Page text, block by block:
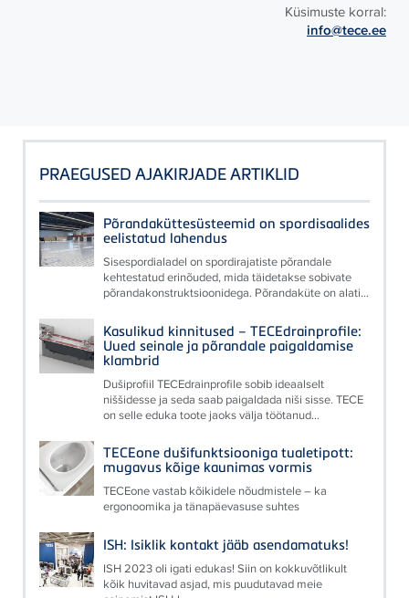
Küsimuste korral:
info@tece.ee
PRAEGUSED AJAKIRJADE ARTIKLID
Põrandaküttesüsteemid on spordisaalides
eelistatud lahendus
Sisespordialadel on spordirajatiste põrandale
kehtestatud erinõuded, mida täidetakse sobivate
põrandakonstruktsioonidega. Põrandaküte on alati...
Kasulikud kinnitused – TECEdrainprofile:
Uued seinale ja põrandale paigaldamise
klambrid
Dušiprofiil TECEdrainprofile sobib ideaalselt
niššidesse ja seda saab paigaldada niši sisse. TECE
on selle eduka toote jaoks välja töötanud...
TECEone dušifunktsiooniga tualetipott:
mugavus kõige kaunimas vormis
TECEone vastab kõikidele nõudmistele – ka
ergonoomika ja tänapäevasuse suhtes
ISH: Isiklik kontakt jääb asendamatuks!
ISH 2023 oli igati edukas! Siin on kokkuvõtlikult
kõik huvitavad asjad, mis puudutavad meie